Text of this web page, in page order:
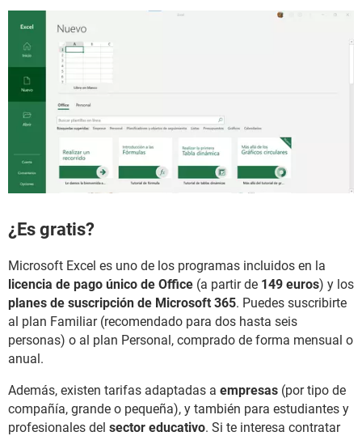
¿Es gratis?
Microsoft Excel es uno de los programas incluidos en la
licencia de pago único de Office (a partir de 149 euros) y los
planes de suscripción de Microsoft 365. Puedes suscribirte
al plan Familiar (recomendado para dos hasta seis
personas) o al plan Personal, comprado de forma mensual o
anual.
Además, existen tarifas adaptadas a empresas (por tipo de
compañía, grande o pequeña), y también para estudiantes y
profesionales del sector educativo. Si te interesa contratar